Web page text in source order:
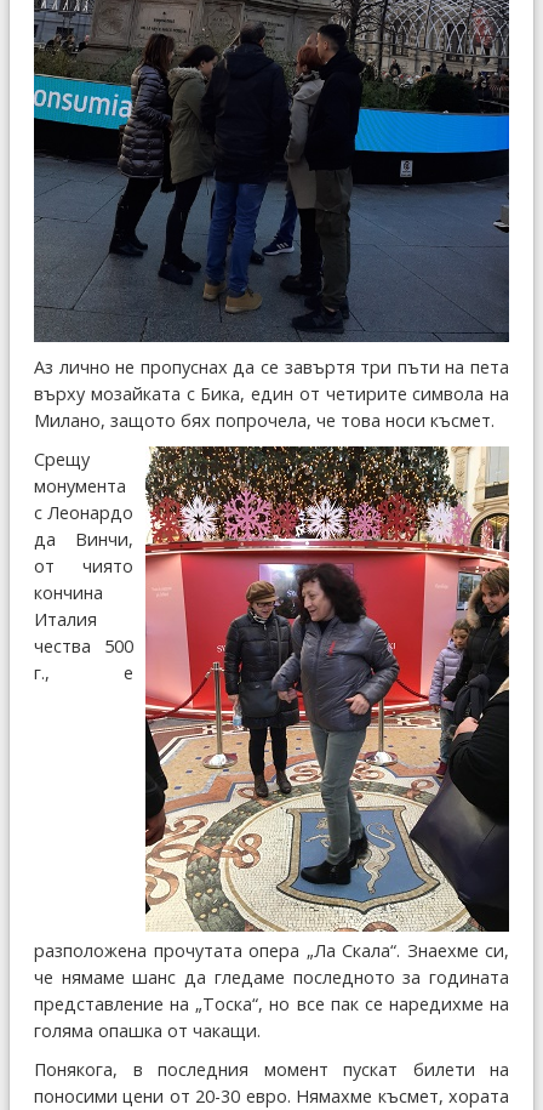
Аз лично не пропуснах да се завъртя три пъти на пета
върху мозайката с Бика, един от четирите символа на
Милано, защото бях попрочела, че това носи късмет.
Срещу
монумента
с Леонардо
да Винчи,
от чиято
кончина
Италия
чества 500
г., е
разположена прочутата опера „Ла Скала“. Знаехме си,
че нямаме шанс да гледаме последното за годината
представление на „Тоска“, но все пак се наредихме на
голяма опашка от чакащи.
Понякога, в последния момент пускат билети на
поносими цени от 20-30 евро. Нямахме късмет, хората